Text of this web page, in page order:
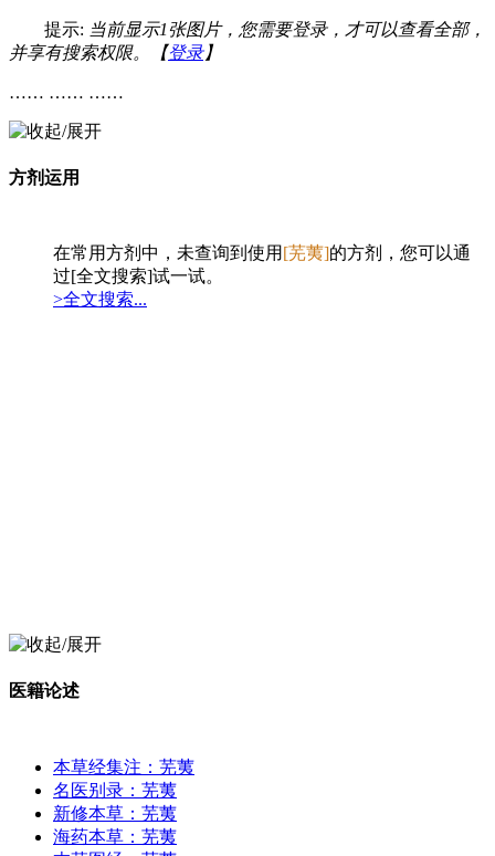
提示: 当前显示1张图片，您需要登录，才可以查看全部，
并享有搜索权限。【登录】
…… …… ……
方剂运用
在常用方剂中，未查询到使用 [芜荑]的方剂，您可以通
过[全文搜索]试一试。
>全文搜索...
医籍论述
本草经集注：芜荑
名医别录：芜荑
新修本草：芜荑
海药本草：芜荑